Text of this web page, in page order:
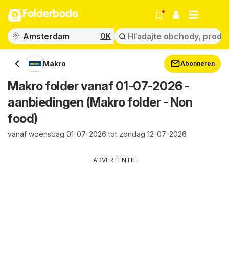
Folderbode
OK
Makro Abonneren
Makro folder vanaf 01-07-2026 -
aanbiedingen (Makro folder - Non
food)
vanaf woensdag 01-07-2026 tot zondag 12-07-2026
ADVERTENTIE